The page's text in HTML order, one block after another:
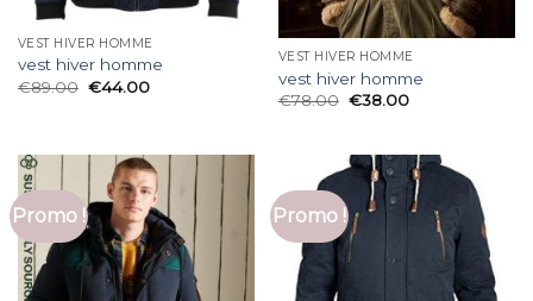
VEST HIVER HOMME
vest hiver homme
€89.00 €44.00
VEST HIVER HOMME
vest hiver homme
€78.00 €38.00
Promo ! Promo !